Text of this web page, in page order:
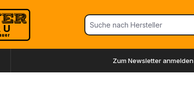
Zum Newsletter anmelden